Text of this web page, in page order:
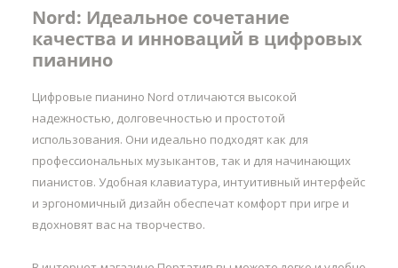
Nord: Идеальное сочетание
качества и инноваций в цифровых
пианино
Цифровые пианино Nord отличаются высокой
надежностью, долговечностью и простотой
использования. Они идеально подходят как для
профессиональных музыкантов, так и для начинающих
пианистов. Удобная клавиатура, интуитивный интерфейс
и эргономичный дизайн обеспечат комфорт при игре и
вдохновят вас на творчество.